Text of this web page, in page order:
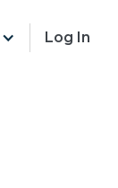
Log In